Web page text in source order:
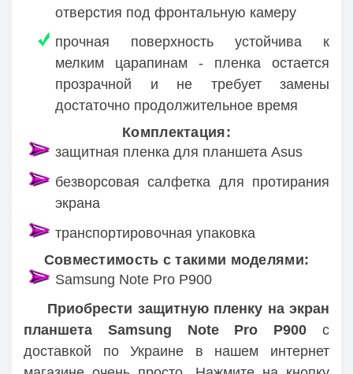
отверстия под фронтальную камеру
прочная поверхность устойчива к
мелким царапинам - пленка остается
прозрачной и не требует замены
достаточно продолжительное время
Комплектация:
защитная пленка для планшета Asus
безворсовая салфетка для протирания
экрана
транспортировочная упаковка
Совместимость с такими моделями:
Samsung Note Pro P900
Приобрести защитную пленку на экран
планшета Samsung Note Pro P900 с
доставкой по Украине в нашем интернет